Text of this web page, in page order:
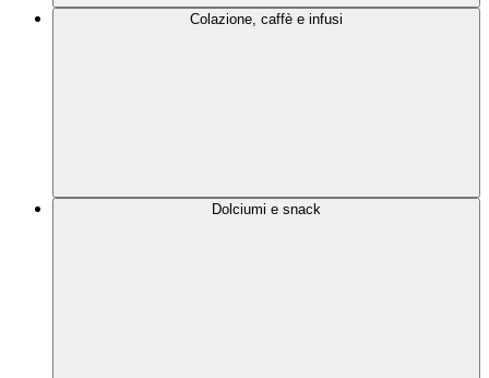
Colazione, caffè e infusi
Dolciumi e snack